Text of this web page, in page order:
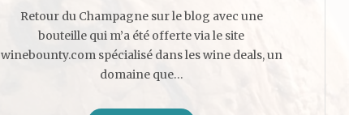
Retour du Champagne sur le blog avec une
bouteille qui m’a été offerte via le site
winebounty.com spécialisé dans les wine deals, un
domaine que…